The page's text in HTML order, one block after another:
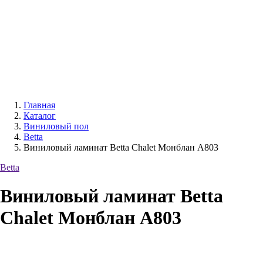
Главная
Каталог
Виниловый пол
Betta
Виниловый ламинат Betta Chalet Монблан A803
Betta
Виниловый ламинат Betta
Chalet Монблан A803